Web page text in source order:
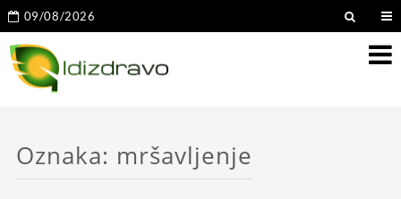
09/08/2026
Oznaka: mršavljenje